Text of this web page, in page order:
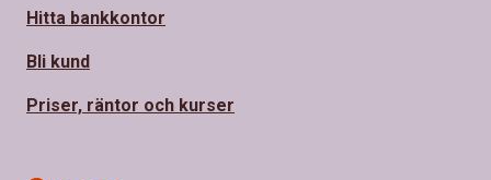
Hitta bankkontor
Bli kund
Priser, räntor och kurser